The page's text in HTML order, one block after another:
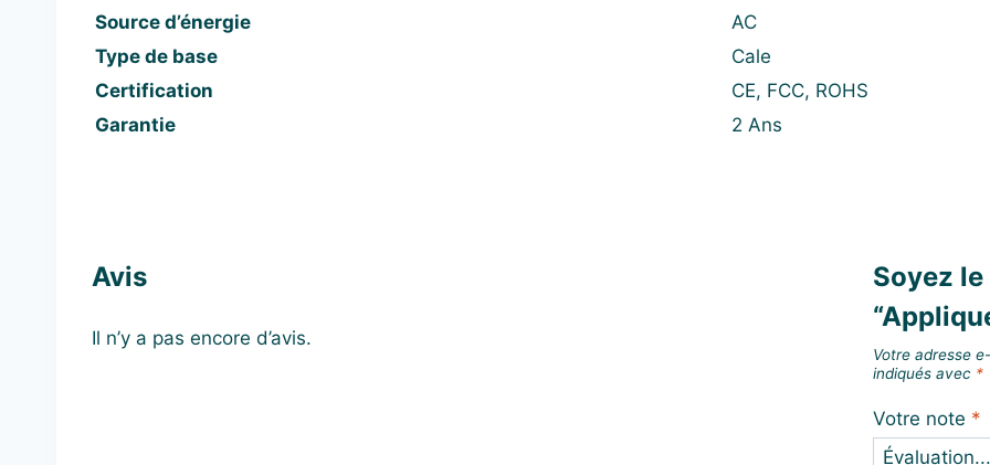
Source d’énergie
AC
Type de base
Cale
Certification
CE, FCC, ROHS
Garantie
2 Ans
Avis
Il n’y a pas encore d’avis.
Soyez
Votre adresse
indiqués avec *
Votre note *